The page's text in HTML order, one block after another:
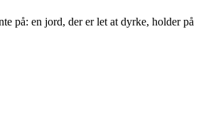
på: en jord, der er let at dyrke, holder på